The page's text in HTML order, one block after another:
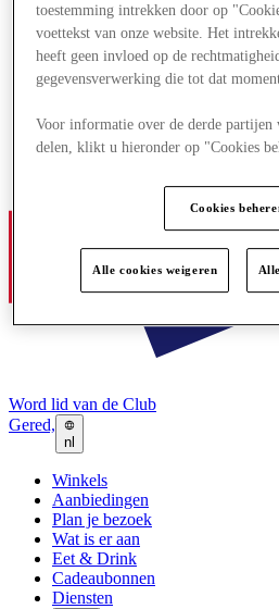
Word lid van de Club
Gered,
nl
Winkels
Aanbiedingen
Plan je bezoek
Wat is er aan
Eet & Drink
Cadeaubonnen
Diensten
toestemming intrekken door op
voettekst van onze website. Het
heeft geen invloed op de
gegevensverwerking die tot dat
Voor informatie over de derde partijen
delen, klikt u hieronder op "Cookies
Cookies
Alle cookies weigeren